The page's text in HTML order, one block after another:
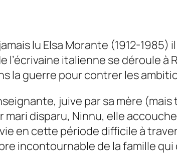
lu Elsa Morante (1912-
l’écrivaine italienne se déroule
la guerre pour contrer les
juive par sa mère
mari disparu, Ninnu, elle
en cette période difficile à
incontournable de la famille qui